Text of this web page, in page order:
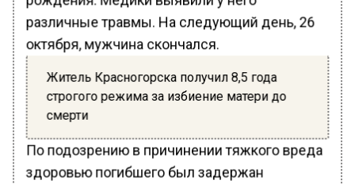
различные травмы. На следующий день, 26
октября, мужчина скончался.
Житель Красногорска получил 8,5 года
строгого режима за избиение матери до
смерти
По подозрению в причинении тяжкого вреда
здоровью погибшего был задержан